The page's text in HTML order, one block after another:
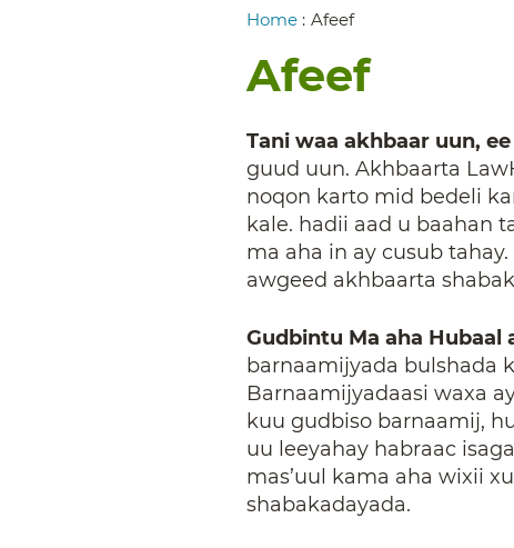
Breadcrumb
Home : Afeef
Afeef
Tani waa akhbaar uun,
guud uun. Akhbaarta
noqon karto mid bedeli
kale. hadii aad u baahan
ma aha in ay cusub
awgeed akhbaarta
Gudbintu Ma aha Hubaal
barnaamijyada bulshada
Barnaamijyadaasi waxa
kuu gudbiso barnaamij,
uu leeyahay habraac
mas’uul kama aha wixii
shabakadayada.